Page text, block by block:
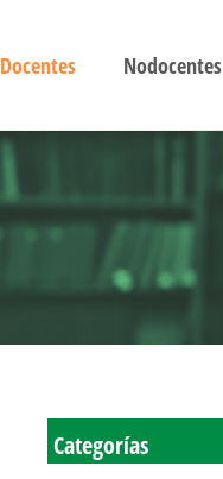
Docentes Nodocentes
Categorías